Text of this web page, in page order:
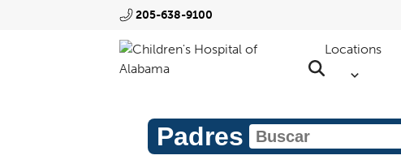
205-638-9100
Locations
Padres